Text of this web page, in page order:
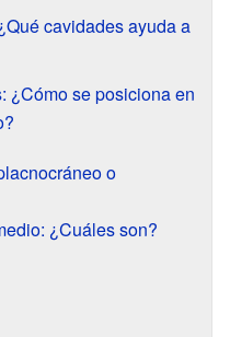
cavidades ayuda a
¿Cómo se posiciona en
o
¿Cuáles son?